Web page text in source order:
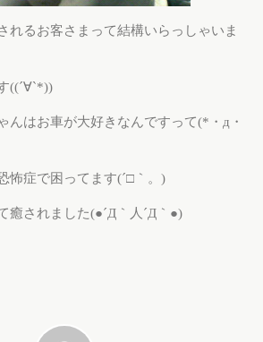
れるお客さまって結構いらっしゃいま
((´∀`*))
んはお車が大好きなんですって(*・д・
怖症で困ってます(´□｀。)
癒されました(●´Д｀人´Д｀●)